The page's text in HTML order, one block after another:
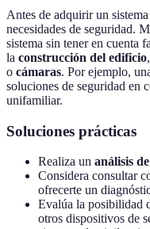
Antes de adquirir un
necesidades de seguridad.
sistema sin tener en cuenta
la construcción del edificio
o cámaras. Por ejemplo,
soluciones de seguridad en
unifamiliar.
Soluciones prácticas
Realiza un análisis
Considera consultar
ofrecerte un
Evalúa la posibilidad
otros dispositivos de